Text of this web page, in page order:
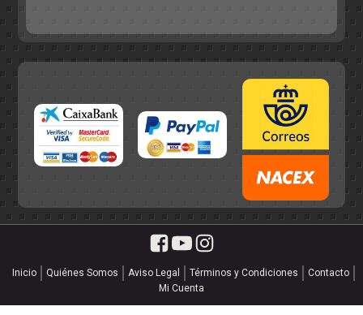
Inicio Quiénes Somos Aviso Legal Términos y Condiciones
Contacto
Mi Cuenta